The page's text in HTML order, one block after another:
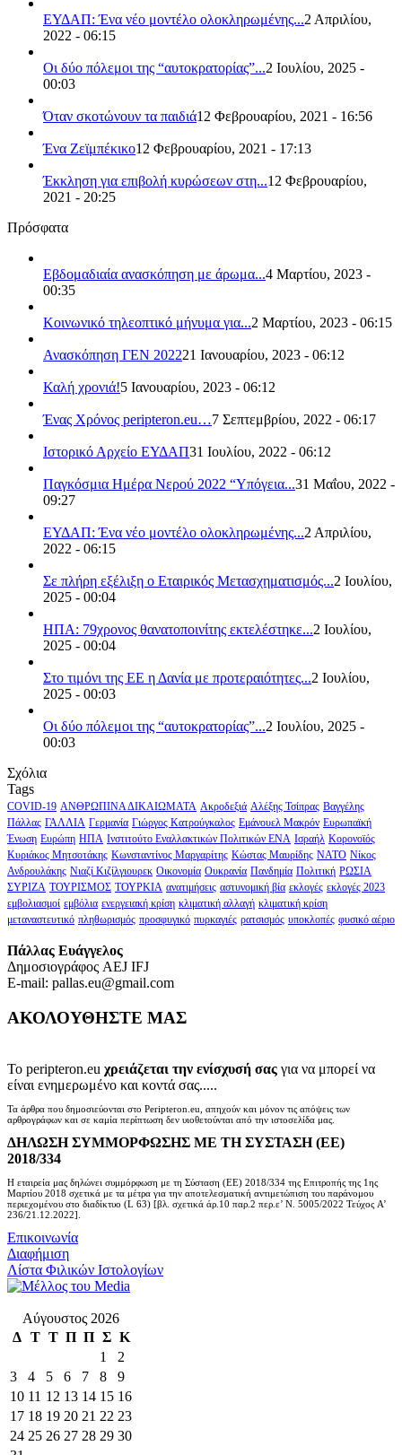
ΕΥΔΑΠ: Ένα νέο μοντέλο ολοκληρωμένης...2 Απριλίου,
2022 - 06:15
Οι δύο πόλεμοι της “αυτοκρατορίας”...2 Ιουλίου, 2025 -
00:03
Όταν σκοτώνουν τα παιδιά12 Φεβρουαρίου, 2021 - 16:56
Ένα Ζεϊμπέκικο12 Φεβρουαρίου, 2021 - 17:13
Έκκληση για επιβολή κυρώσεων στη...12 Φεβρουαρίου,
2021 - 20:25
Πρόσφατα
Εβδομαδιαία ανασκόπηση με άρωμα...4 Μαρτίου, 2023 -
00:35
Κοινωνικό τηλεοπτικό μήνυμα για...2 Μαρτίου, 2023 - 06:15
Ανασκόπηση ΓΕΝ 202221 Ιανουαρίου, 2023 - 06:12
Καλή χρονιά!5 Ιανουαρίου, 2023 - 06:12
Ένας Χρόνος peripteron.eu…7 Σεπτεμβρίου, 2022 - 06:17
Ιστορικό Αρχείο ΕΥΔΑΠ31 Ιουλίου, 2022 - 06:12
Παγκόσμια Ημέρα Νερού 2022 “Υπόγεια...31 Μαΐου, 2022 -
09:27
ΕΥΔΑΠ: Ένα νέο μοντέλο ολοκληρωμένης...2 Απριλίου,
2022 - 06:15
Σε πλήρη εξέλιξη ο Εταιρικός Μετασχηματισμός...2 Ιουλίου,
2025 - 00:04
ΗΠΑ: 79χρονος θανατοποινίτης εκτελέστηκε...2 Ιουλίου,
2025 - 00:04
Στο τιμόνι της ΕΕ η Δανία με προτεραιότητες...2 Ιουλίου,
2025 - 00:03
Οι δύο πόλεμοι της “αυτοκρατορίας”...2 Ιουλίου, 2025 -
00:03
Σχόλια
Tags
COVID-19 ΑΝΘΡΩΠΙΝΑ ΔΙΚΑΙΩΜΑΤΑ Ακροδεξιά Αλέξης Τσίπρας Βαγγέλης
Πάλλας ΓΑΛΛΙΑ Γερμανία Γιώργος Κατρούγκαλος Εμάνουελ Μακρόν Ευρωπαϊκή
Ένωση Ευρώπη ΗΠΑ Ινστιτούτο Εναλλακτικών Πολιτικών ΕΝΑ Ισραήλ Κορονοϊός
Κυριάκος Μητσοτάκης Κωνσταντίνος Μαργαρίτης Κώστας Μαυρίδης ΝΑΤΟ Νίκος
Ανδρουλάκης Νιαζί Κιζίλγιουρεκ Οικονομία Ουκρανία Πανδημία Πολιτική ΡΩΣΙΑ
ΣΥΡΙΖΑ ΤΟΥΡΙΣΜΟΣ ΤΟΥΡΚΙΑ ανατιμήσεις αστυνομική βία εκλογές εκλογές 2023
εμβολιασμοί εμβόλια ενεργειακή κρίση κλιματική αλλαγή κλιματική κρίση
μεταναστευτικό πληθωρισμός προσφυγικό πυρκαγιές ρατσισμός υποκλοπές φυσικό αέριο
Πάλλας Ευάγγελος
Δημοσιογράφος AEJ ΙFJ
E-mail: pallas.eu@gmail.com
ΑΚΟΛΟΥΘΗΣΤΕ ΜΑΣ
Το peripteron.eu χρειάζεται την ενίσχυσή σας για να μπορεί να
είναι ενημερωμένο και κοντά σας.....
Τα άρθρα που δημοσιεύονται στο Peripteron.eu, απηχούν και μόνον τις απόψεις των
αρθρογράφων και σε καμία περίπτωση δεν υιοθετούνται από την ιστοσελίδα μας.
ΔΗΛΩΣΗ ΣΥΜΜΟΡΦΩΣΗΣ ΜΕ ΤΗ ΣΥΣΤΑΣΗ (ΕΕ)
2018/334
Η εταιρεία μας δηλώνει συμμόρφωση με τη Σύσταση (ΕΕ) 2018/334 της Επιτροπής της 1ης
Μαρτίου 2018 σχετικά με τα μέτρα για την αποτελεσματική αντιμετώπιση του παράνομου
περιεχομένου στο διαδίκτυο (L 63) [βλ. σχετικά άρ.10 παρ.2 περ.ε’ Ν. 5005/2022 Τεύχος A’
236/21.12.2022].
Επικοινωνία
Διαφήμιση
Λίστα Φιλικών Ιστολογίων
Αύγουστος 2026
Δ Τ Τ Π Π Σ Κ
1
2
3
4 5 6 7 8
9
10 11 12 13 14 15 16
17 18 19 20 21 22 23
24 25 26 27 28 29 30